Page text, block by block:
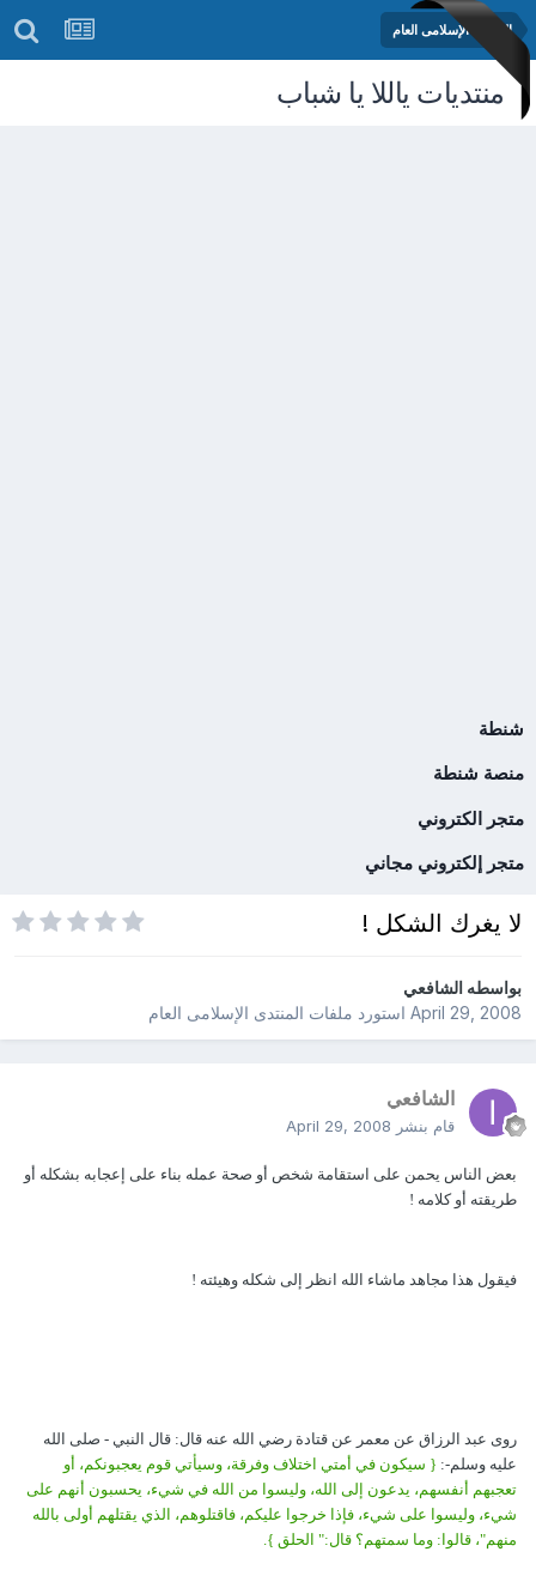
المنتدى الإسلامى العام
منتديات ياللا يا شباب
شنطة
منصة شنطة
متجر الكتروني
متجر إلكتروني مجاني
لا يغرك الشكل !
بواسطهالشافعي
April 29, 2008استورد ملفات المنتدى الإسلامى العام
الشافعي
قام بنشر April 29, 2008
بعض الناس يحمن على استقامة شخص أو صحة عمله بناء على إعجابه بشكله أو
طريقته أو كلامه !
فيقول هذا مجاهد ماشاء الله انظر إلى شكله وهيئته !
روى عبد الرزاق عن معمر عن قتادة رضي الله عنه قال: قال النبي - صلى الله
عليه وسلم-:{ سيكون في أمتي اختلاف وفرقة، وسيأتي قوم يعجبونكم، أو
تعجبهم أنفسهم، يدعون إلى الله، وليسوا من الله في شيء، يحسبون أنهم على
شيء، وليسوا على شيء، فإذا خرجوا عليكم، فاقتلوهم، الذي يقتلهم أولى بالله
منهم"، قالوا: وما سمتهم؟ قال:" الحلق }.